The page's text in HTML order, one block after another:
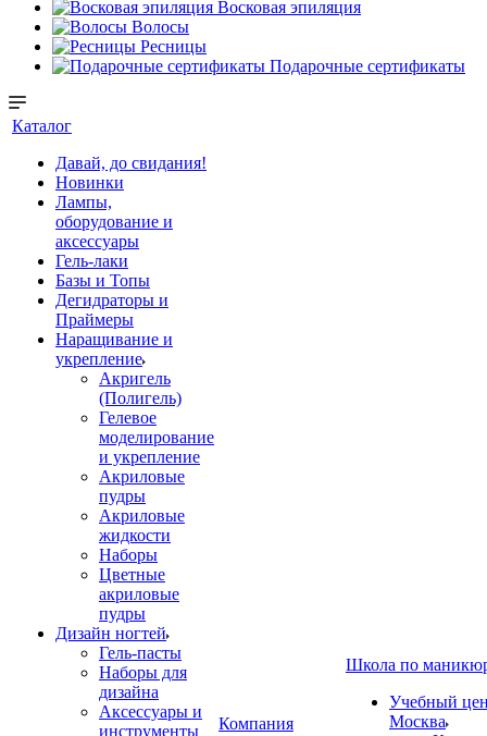
Восковая эпиляция
Волосы
Ресницы
Подарочные сертификаты
Каталог
Давай, до свидания!
Новинки
Лампы,
оборудование и
аксессуары
Гель-лаки
Базы и Топы
Дегидраторы и
Праймеры
Наращивание и
укрепление
Акригель
(Полигель)
Гелевое
моделирование
и укрепление
Акриловые
пудры
Акриловые
жидкости
Наборы
Цветные
акриловые
пудры
Дизайн ногтей
Гель-пасты
Наборы для
дизайна
Аксессуары и
инструменты
Компания
Школа по
Учебный
Москва